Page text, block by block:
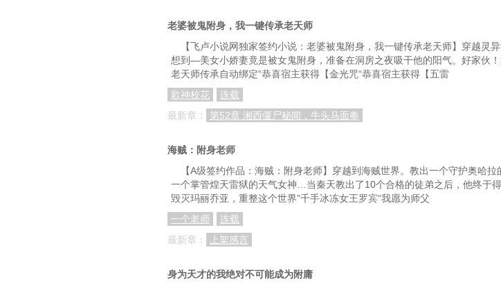
第58章：涤痰汤
第61章：查房 第62章：虫痛
第64章：规培生张勤 第65章：高材生向陆长清
第67章：赵祖焘的女婿
第76章：学子易得，良徒难求 第77章：造势
第79章：多寐 第80章：哈佛医学院博
第82章：要命的集体活动
第88章：两位主任私下请吃饭
老婆被鬼附身，我一键传承老天师
【飞卢小说网独家签约小说：老婆被鬼附身，我一键传承老天师】穿越
想到—美女小娇妻竟是被女鬼附身，准备在洞房之夜吸干他的阳气。好家伙
老天师传承自动绑定“恭喜宿主获得【金光咒“恭喜宿主获得【五雷
歌神校花
连载
最新章：
第52章 湘西僵尸秘闻，牛头马面奉
海贼：附身老师
【A级签约作品：海贼：附身老师】穿越到海贼世界。教出一个守护奥哈
一个掌管煌天雷狱的天气女神…当秦天教出了10个合格的徒弟之后，他终于
毁灭玛丽乔亚，重整这个世界”千手冰冻女王罗宾“我愿为师父
一个老师
连载
最新章：
上架感言
身为天才的我绝对不可能成为附庸